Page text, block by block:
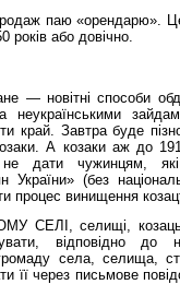
паю «орендарю».
років або довічно.
— новітні способи
край. Завтра буде
А козаки аж до
дати чужинцям,
України» (без
процес винищення
СЕЛІ, селищі,
відповідно до
села, селища,
її через письмове